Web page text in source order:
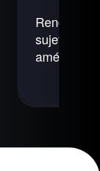
Rendre
sujets
améliorer